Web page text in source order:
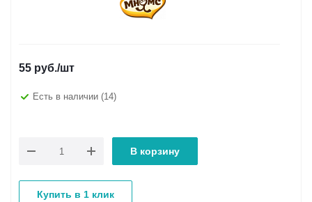
55 руб./шт
Есть в наличии (14)
В корзину
Купить в 1 клик